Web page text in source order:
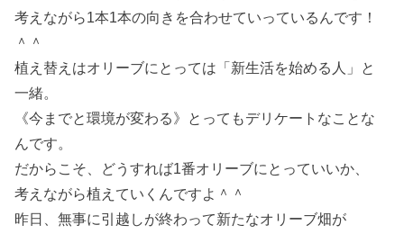
考えながら1本1本の向きを合わせていっているんです！
＾＾
植え替えはオリーブにとっては「新生活を始める人」と
一緒。
《今までと環境が変わる》とってもデリケートなことな
んです。
だからこそ、どうすれば1番オリーブにとっていいか、
考えながら植えていくんですよ＾＾
昨日、無事に引越しが終わって新たなオリーブ畑が